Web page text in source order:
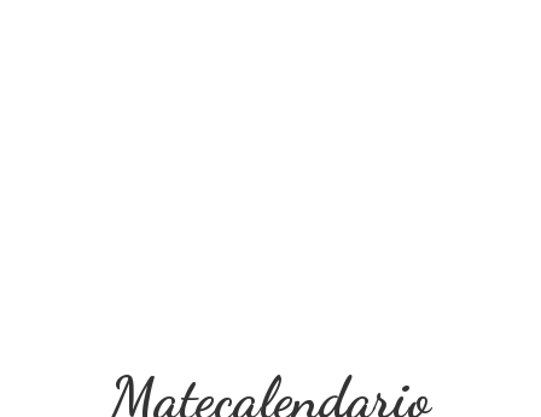
Matecalendario